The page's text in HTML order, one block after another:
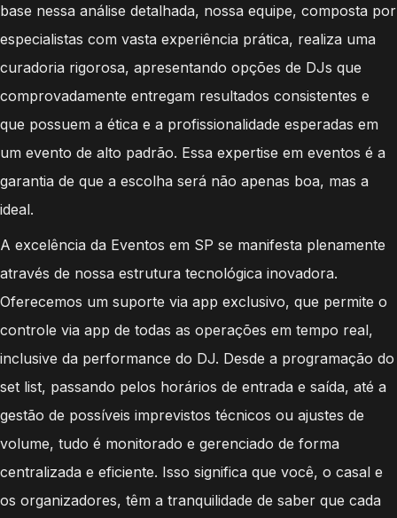
base nessa análise detalhada, nossa equipe, composta por
especialistas com vasta experiência prática, realiza uma
curadoria rigorosa, apresentando opções de DJs que
comprovadamente entregam resultados consistentes e
que possuem a ética e a profissionalidade esperadas em
um evento de alto padrão. Essa expertise em eventos é a
garantia de que a escolha será não apenas boa, mas a
ideal.
A excelência da Eventos em SP se manifesta plenamente
através de nossa estrutura tecnológica inovadora.
Oferecemos um suporte via app exclusivo, que permite o
controle via app de todas as operações em tempo real,
inclusive da performance do DJ. Desde a programação do
set list, passando pelos horários de entrada e saída, até a
gestão de possíveis imprevistos técnicos ou ajustes de
volume, tudo é monitorado e gerenciado de forma
centralizada e eficiente. Isso significa que você, o casal e
os organizadores, têm a tranquilidade de saber que cada